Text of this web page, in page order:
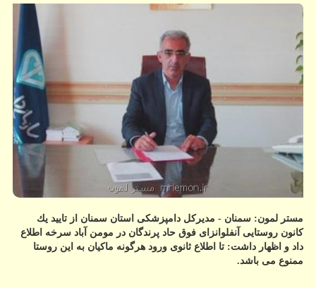
مستر لمون: سمنان - مدیركل دامپزشكی استان سمنان از تایید یك
كانون روستایی آنفلوانزای فوق حاد پرندگان در مومن آباد سرخه اطلاع
داد و اظهار داشت: تا اطلاع ثانوی ورود هرگونه ماكیان به این ‏روستا
ممنوع می باشد.